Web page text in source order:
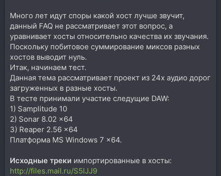
Много лет идут споры какой хост лучше звучит,
данный FAQ не рассматривает этот вопрос, а
уравнивает хосты относительно качества их звучания.
Поскольку побитовое суммирование миксов разных
хостов выводит нуль.
Итак, начинаем тест.
Данная тема рассматривает проект из 24х аудио дорог
загруженных в разные хосты.
В тесте принимали участие следущие DAW:
1) Samplitude 10
2) Sonar 8.02 x64
3) Reaper 2.56 x64
Платформа MS Windows 7 x64.
Исходные треки импортированные в хосты:
http://files.mail.ru/S5IJJ9